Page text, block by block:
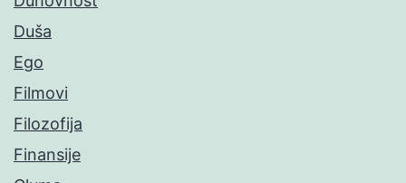
Duša
Ego
Filmovi
Filozofija
Finansije